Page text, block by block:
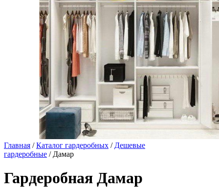
Главная /Каталог гардеробных / Дешевые
гардеробные / Дамар
Гардеробная Дамар